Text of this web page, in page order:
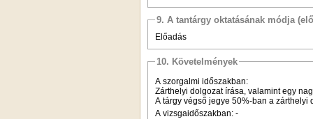
9. A tantárgy oktatásának módja
Előadás
10. Követelmények
A szorgalmi időszakban:
Zárthelyi dolgozat írása, valamint egy
A tárgy végső jegye 50%-ban a
A vizsgaidőszakban: -